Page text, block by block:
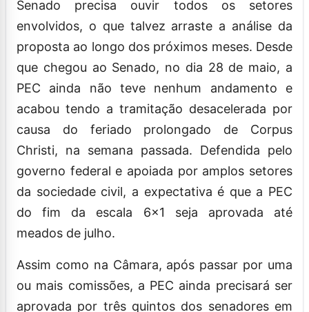
Senado precisa ouvir todos os setores
envolvidos, o que talvez arraste a análise da
proposta ao longo dos próximos meses. Desde
que chegou ao Senado, no dia 28 de maio, a
PEC ainda não teve nenhum andamento e
acabou tendo a tramitação desacelerada por
causa do feriado prolongado de Corpus
Christi, na semana passada. Defendida pelo
governo federal e apoiada por amplos setores
da sociedade civil, a expectativa é que a PEC
do fim da escala 6×1 seja aprovada até
meados de julho.
Assim como na Câmara, após passar por uma
ou mais comissões, a PEC ainda precisará ser
aprovada por três quintos dos senadores em